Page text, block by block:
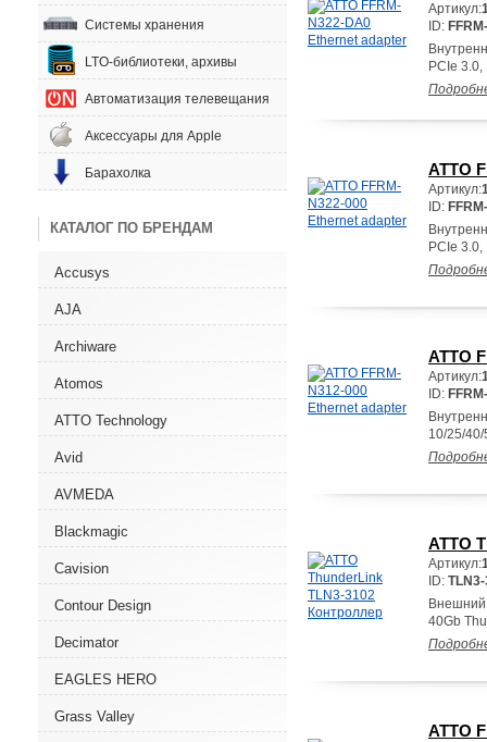
Системы хранения
LTO-библиотеки, архивы
Автоматизация телевещания
Аксессуары для Apple
Барахолка
КАТАЛОГ ПО БРЕНДАМ
Accusys
AJA
Archiware
Atomos
ATTO Technology
Avid
AVMEDA
Blackmagic
Cavision
Contour Design
Decimator
EAGLES HERO
Grass Valley
Артикул:
ID:
PCIe
ATTO
Артикул:
ID:
PCIe
ATTO
Артикул:
ID:
10/25/
ATTO
Артикул:
ID:
Внешний
40Gb
ATTO